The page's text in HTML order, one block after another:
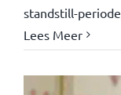
standstill-periode
Lees Meer